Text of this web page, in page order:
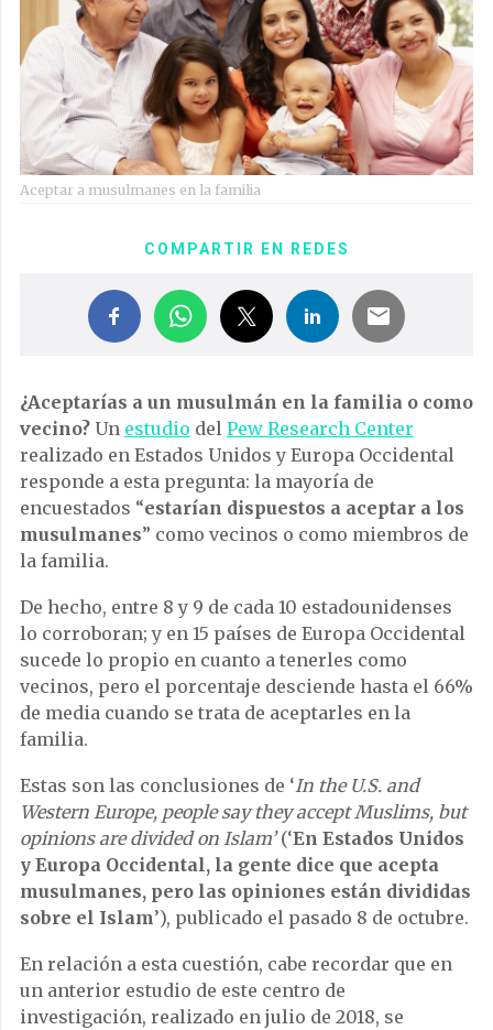
Aceptar a musulmanes en la familia
COMPARTIR EN REDES
¿Aceptarías a un musulmán en la familia o como
vecino? Un estudio del Pew Research Center
realizado en Estados Unidos y Europa Occidental
responde a esta pregunta: la mayoría de
encuestados “estarían dispuestos a aceptar a los
musulmanes” como vecinos o como miembros de
la familia.
De hecho, entre 8 y 9 de cada 10 estadounidenses
lo corroboran; y en 15 países de Europa Occidental
sucede lo propio en cuanto a tenerles como
vecinos, pero el porcentaje desciende hasta el 66%
de media cuando se trata de aceptarles en la
familia.
Estas son las conclusiones de ‘In the U.S. and
Western Europe, people say they accept Muslims, but
opinions are divided on Islam’(‘En Estados Unidos
y Europa Occidental, la gente dice que acepta
musulmanes, pero las opiniones están divididas
sobre el Islam’), publicado el pasado 8 de octubre.
En relación a esta cuestión, cabe recordar que en
un anterior estudio de este centro de
investigación, realizado en julio de 2018, se